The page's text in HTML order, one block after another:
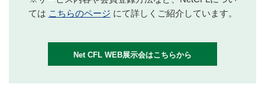
ては こちらのページ にて詳しくご紹介しています。
Net CFL WEB展示会はこちらから